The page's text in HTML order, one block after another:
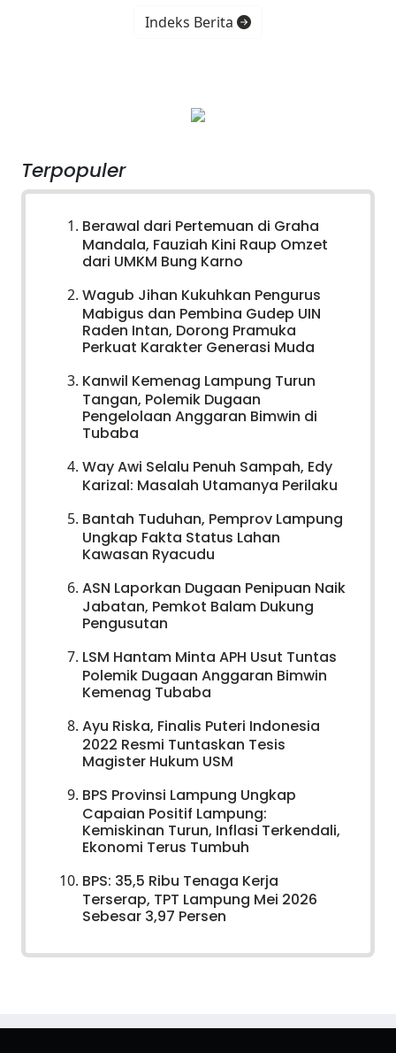
Indeks Berita
Terpopuler
Berawal dari Pertemuan di Graha
Mandala, Fauziah Kini Raup Omzet
dari UMKM Bung Karno
Wagub Jihan Kukuhkan Pengurus
Mabigus dan Pembina Gudep UIN
Raden Intan, Dorong Pramuka
Perkuat Karakter Generasi Muda
Kanwil Kemenag Lampung Turun
Tangan, Polemik Dugaan
Pengelolaan Anggaran Bimwin di
Tubaba
Way Awi Selalu Penuh Sampah, Edy
Karizal: Masalah Utamanya Perilaku
Bantah Tuduhan, Pemprov Lampung
Ungkap Fakta Status Lahan
Kawasan Ryacudu
ASN Laporkan Dugaan Penipuan Naik
Jabatan, Pemkot Balam Dukung
Pengusutan
LSM Hantam Minta APH Usut Tuntas
Polemik Dugaan Anggaran Bimwin
Kemenag Tubaba
Ayu Riska, Finalis Puteri Indonesia
2022 Resmi Tuntaskan Tesis
Magister Hukum USM
BPS Provinsi Lampung Ungkap
Capaian Positif Lampung:
Kemiskinan Turun, Inflasi Terkendali,
Ekonomi Terus Tumbuh
BPS: 35,5 Ribu Tenaga Kerja
Terserap, TPT Lampung Mei 2026
Sebesar 3,97 Persen